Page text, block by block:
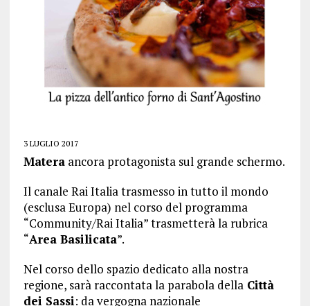
3 LUGLIO 2017
Materaancora protagonista sul grande schermo.
Il canale Rai Italia trasmesso in tutto il mondo
(esclusa Europa) nel corso del programma
“Community/Rai Italia” trasmetterà la rubrica
“Area Basilicata”.
Nel corso dello spazio dedicato alla nostra
regione, sarà raccontata la parabola dellaCittà
dei Sassi: da vergogna nazionale